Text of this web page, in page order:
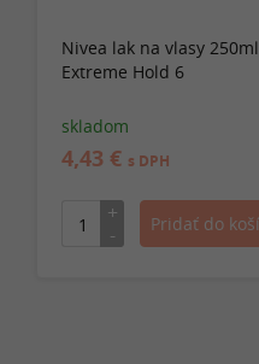
Nivea lak na vlasy 250ml
Extreme Hold 6
skladom
4,43 € s DPH